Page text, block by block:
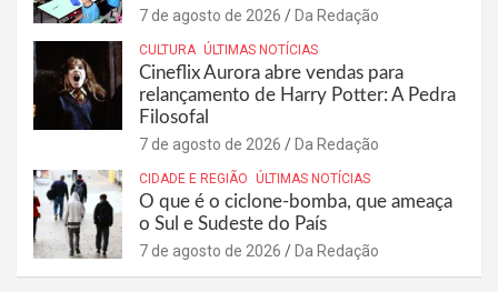
7 de agosto de 2026 Da Redação
CULTURA ÚLTIMAS NOTÍCIAS
Cineflix Aurora abre vendas para
relançamento de Harry Potter: A Pedra
Filosofal
7 de agosto de 2026 Da Redação
CIDADE E REGIÃO ÚLTIMAS NOTÍCIAS
O que é o ciclone-bomba, que ameaça
o Sul e Sudeste do País
7 de agosto de 2026 Da Redação